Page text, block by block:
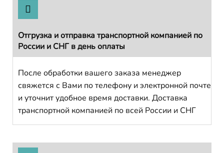
Отгрузка и отправка транспортной компанией по
России и СНГ в день оплаты
После обработки вашего заказа менеджер
свяжется с Вами по телефону и электронной почте
и уточнит удобное время доставки. Доставка
транспортной компанией по всей России и СНГ